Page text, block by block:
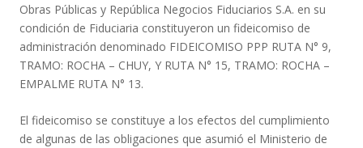
Obras Públicas y República Negocios Fiduciarios S.A. en su
condición de Fiduciaria constituyeron un fideicomiso de
administración denominado FIDEICOMISO PPP RUTA N° 9,
TRAMO: ROCHA – CHUY, Y RUTA N° 15, TRAMO: ROCHA –
EMPALME RUTA N° 13.
El fideicomiso se constituye a los efectos del cumplimiento
de algunas de las obligaciones que asumió el Ministerio de